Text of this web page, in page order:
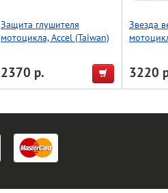
Защита глушителя
мотоцикла, Accel (Taiwan)
2370 р.
Звезда
3220